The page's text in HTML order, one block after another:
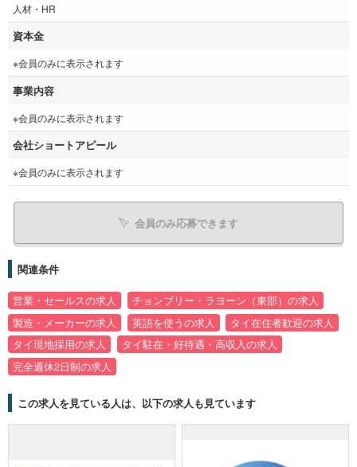
人材・HR
資本金
※会員のみに表示されます
事業内容
※会員のみに表示されます
会社ショートアピール
※会員のみに表示されます
会員のみ応募できます
関連条件
営業・セールスの求人
チョンブリー・ラヨーン（東部）の求人
製造・メーカーの求人
英語を使うの求人
タイ在住者歓迎の求人
タイ現地採用の求人
タイ駐在・好待遇・高収入の求人
完全週休2日制の求人
この求人を見ている人は、以下の求人も見ています